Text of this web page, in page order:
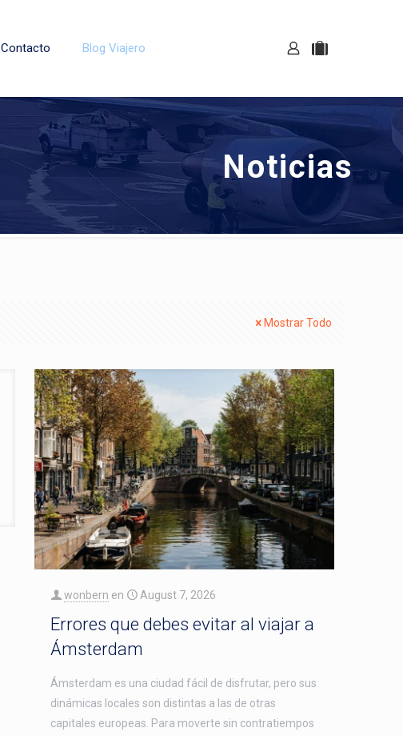
Contacto Blog Viajero
Noticias
Mostrar Todo
wonbern en August 7, 2026
Errores que debes evitar al viajar a
Ámsterdam
Ámsterdam es una ciudad fácil de disfrutar, pero sus
dinámicas locales son distintas a las de otras
capitales europeas. Para moverte sin contratiempos